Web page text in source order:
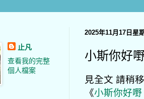
2025年11月17日星
小斯你好
見全文 請稍
《小斯你好
止凡
查看我的完整
個人檔案